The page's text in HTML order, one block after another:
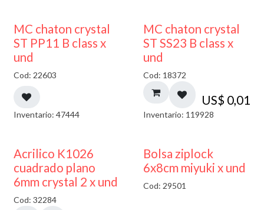
MC chaton crystal
ST PP11 B class x
und
Cod: 22603
Inventario: 47444
MC chaton crystal
ST SS23 B class x
und
Cod: 18372
US$ 0,01
Inventario: 119928
50% DESCUENTO
Acrilico K1026
cuadrado plano
6mm crystal 2 x und
Cod: 32284
¡NUEVO!
Bolsa ziplock
6x8cm miyuki x und
Cod: 29501